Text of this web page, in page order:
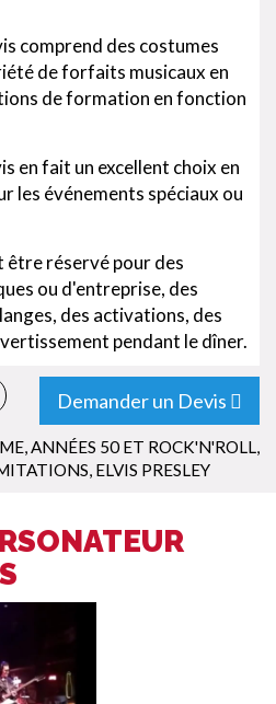
comprend des costumes
de forfaits musicaux en
de formation en fonction
en fait un excellent choix en
les événements spéciaux ou
être réservé pour des
ou d'entreprise, des
des activations, des
pendant le dîner.
Demander un Devis
,ANNÉES 50 ET ROCK'N'ROLL,
, ELVIS PRESLEY